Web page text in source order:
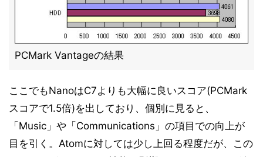
PCMark Vantageの結果
ここでもNanoはC7よりも大幅に良いスコア(PCMark
スコアで1.5倍)を出しており、個別に見ると、
「Music」や「Communications」の項目での向上が
目を引く。Atomに対しては少し上回る程度だが、この